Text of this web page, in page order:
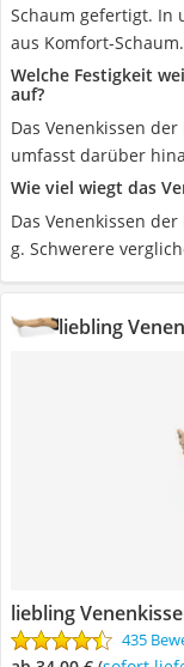
Schaum gefertigt. In
aus Komfort-Schaum.
Welche Festigkeit
auf?
Das Venenkissen
umfasst darüber
Wie viel wiegt das
Das Venenkissen
g. Schwerere
liebling
liebling
435